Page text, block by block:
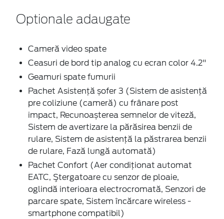
Optionale adaugate
Cameră video spate
Ceasuri de bord tip analog cu ecran color 4.2"
Geamuri spate fumurii
Pachet Asistență șofer 3 (Sistem de asistență
pre coliziune (cameră) cu frânare post
impact, Recunoașterea semnelor de viteză,
Sistem de avertizare la părăsirea benzii de
rulare, Sistem de asistență la păstrarea benzii
de rulare, Fază lungă automată)
Pachet Confort (Aer condiționat automat
EATC, Ştergatoare cu senzor de ploaie,
oglindă interioara electrocromată, Senzori de
parcare spate, Sistem încărcare wireless -
smartphone compatibil)